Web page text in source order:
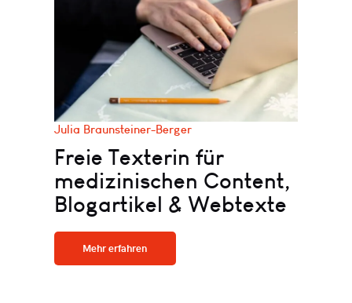
Julia Braunsteiner-Berger
Freie Texterin für
medizinischen Content,
Blogartikel & Webtexte
Mehr erfahren